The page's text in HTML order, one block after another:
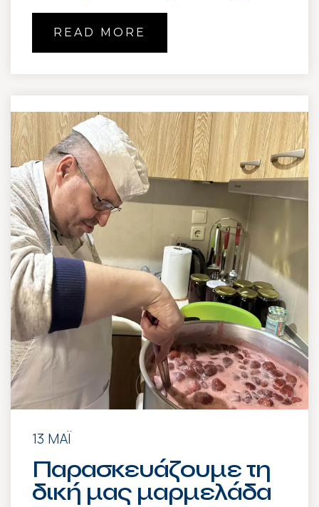
READ MORE
13 ΜΆΙ
Παρασκευάζουμε τη
δική μας μαρμελάδα